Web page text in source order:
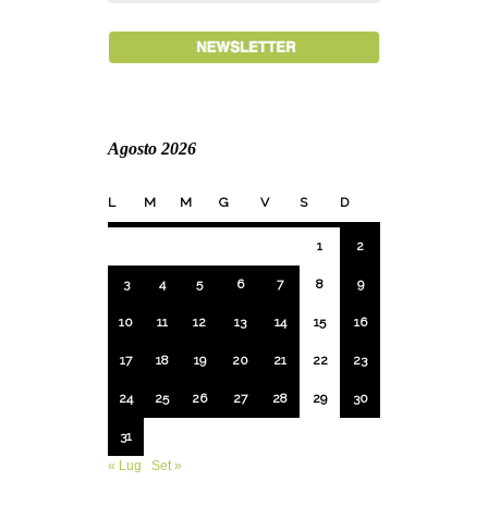
Agosto 2026
L M M G V S D
1 2
3 4 5 6 7 8 9
10 11 12 13 14 15 16
17 18 19 20 21 22 23
24 25 26 27 28 29 30
31
« Lug
Set »